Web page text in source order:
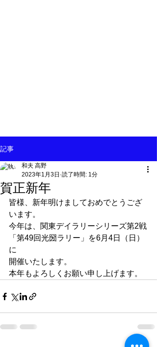
記事
賀正新年
和夫 高野
2023年1月3日 読了時間: 1分
皆様、新年明けましておめでとうござ
います。
今年は、関東デイラリーシリーズ第2戦
「第49回光圀ラリー」を6月4日（日）
に
開催いたします。
本年もよろしくお願い申し上げます。